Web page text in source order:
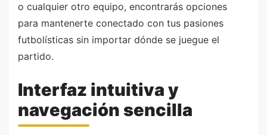
o cualquier otro equipo, encontrarás opciones
para mantenerte conectado con tus pasiones
futbolísticas sin importar dónde se juegue el
partido.
Interfaz intuitiva y
navegación sencilla